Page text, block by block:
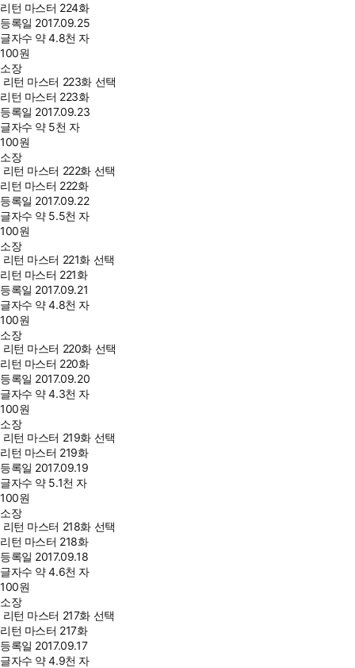
리턴 마스터 224화
등록일 2017.09.25
글자수 약 4.8천 자
100원
소장
리턴 마스터 223화 선택
리턴 마스터 223화
등록일 2017.09.23
글자수 약 5천 자
100원
소장
리턴 마스터 222화 선택
리턴 마스터 222화
등록일 2017.09.22
글자수 약 5.5천 자
100원
소장
리턴 마스터 221화 선택
리턴 마스터 221화
등록일 2017.09.21
글자수 약 4.8천 자
100원
소장
리턴 마스터 220화 선택
리턴 마스터 220화
등록일 2017.09.20
글자수 약 4.3천 자
100원
소장
리턴 마스터 219화 선택
리턴 마스터 219화
등록일 2017.09.19
글자수 약 5.1천 자
100원
소장
리턴 마스터 218화 선택
리턴 마스터 218화
등록일 2017.09.18
글자수 약 4.6천 자
100원
소장
리턴 마스터 217화 선택
리턴 마스터 217화
등록일 2017.09.17
글자수 약 4.9천 자